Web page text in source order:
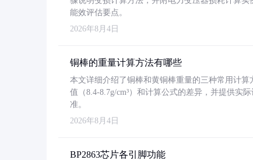
能效评估要点。
2026年8月4日
铜棒的重量计算方法有哪些
本文详细介绍了铜棒和黄铜棒重量的三种常用计
值（8.4-8.7g/cm³）和计算公式的差异，并提供实
准。
2026年8月4日
BP2863芯片各引脚功能